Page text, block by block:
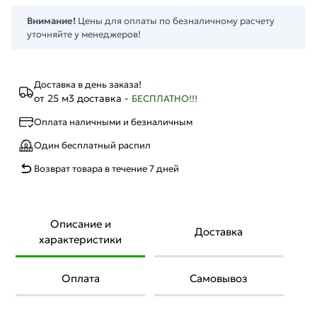
Доставка в день заказа!
от 25 м3 доставка - БЕСПЛАТНО!!!
Оплата наличными и безналичным
Один бесплатный распил
Возврат товара в течение 7 дней
Внимание! Цены для оплаты по безналичному расчету
уточняйте у менеджеров!
Описание и
характеристики
Доставка
Оплата Самовывоз